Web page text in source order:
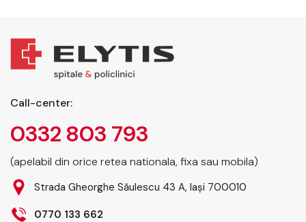
Call-center:
0332 803 793
(apelabil din orice retea nationala, fixa sau mobila)
Strada Gheorghe Săulescu 43 A, Iași 700010
0770 133 662